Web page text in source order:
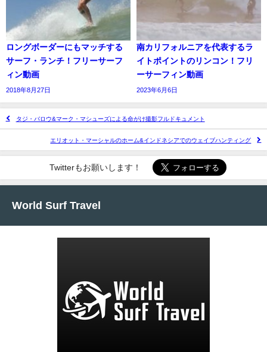
ロングボーダーにもマッチする
サーフ・ランチ！フリーサーフ
ィン動画
2018年8月27日
南カリフォルニアを代表するラ
イトポイントのリンコン！フリ
ーサーフィン動画
2023年6月6日
タジ・バロウ&マーク・マシューズによる命がけ撮影フルドキュメント
エリオット・マーシャルのホーム&インドネシアでのウェイブハンティング
Twitterもお願いします！
World Surf Travel